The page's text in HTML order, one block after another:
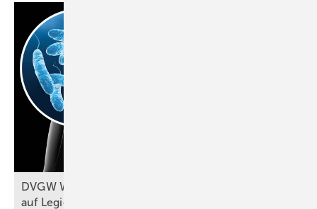
DVGW W 551-1 (A): Probennahmen
auf Legionellen im